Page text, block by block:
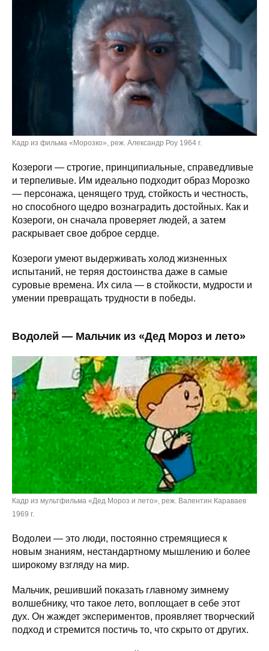
Кадр из фильма «Морозко», реж. Александр Роу 1964 г.
Козероги — строгие, принципиальные, справедливые
и терпеливые. Им идеально подходит образ Морозко
— персонажа, ценящего труд, стойкость и честность,
но способного щедро вознаградить достойных. Как и
Козероги, он сначала проверяет людей, а затем
раскрывает свое доброе сердце.
Козероги умеют выдерживать холод жизненных
испытаний, не теряя достоинства даже в самые
суровые времена. Их сила — в стойкости, мудрости и
умении превращать трудности в победы.
Водолей — Мальчик из «Дед Мороз и лето»
Кадр из мультфильма «Дед Мороз и лето», реж. Валентин Караваев
1969 г.
Водолеи — это люди, постоянно стремящиеся к
новым знаниям, нестандартному мышлению и более
широкому взгляду на мир.
Мальчик, решивший показать главному зимнему
волшебнику, что такое лето, воплощает в себе этот
дух. Он жаждет экспериментов, проявляет творческий
подход и стремится постичь то, что скрыто от других.